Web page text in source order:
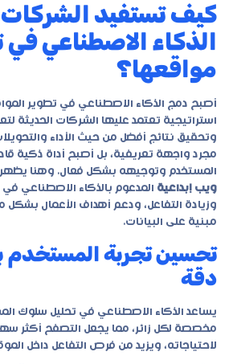
كيف تستفيد
الذكاء الاصطناعي
مواقعها؟
أصبح دمج الذكاء الاصطناعي في تطوير
استراتيجية تعتمد عليها الشركات الحديثة
وتحقيق نتائج أفضل من حيث الأداء
مجرد واجهة تعريفية، بل أصبح أداة ذكية
المستخدم وتوجيهه بشكل فعال. وهنا يظهر
ويب إبداعية المدعوم بالذكاء الاصطناعي في
وزيادة التفاعل، ودعم أهداف الأعمال بشكل
مبنية على البيانات.
تحسين تجربة المستخدم
دقة
يساعد الذكاء الاصطناعي في تحليل سلوك
مخصصة لكل زائر، مما يجعل التصفح أكثر
لاحتياجاته، ويزيد من فرص التفاعل داخل